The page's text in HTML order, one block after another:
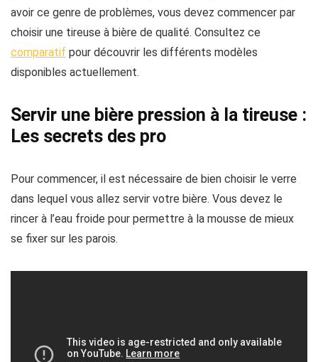
avoir ce genre de problèmes, vous devez commencer par
choisir une tireuse à bière de qualité. Consultez ce
comparatif pour découvrir les différents modèles
disponibles actuellement.
Servir une bière pression à la tireuse :
Les secrets des pro
Pour commencer, il est nécessaire de bien choisir le verre
dans lequel vous allez servir votre bière. Vous devez le
rincer à l’eau froide pour permettre à la mousse de mieux
se fixer sur les parois.